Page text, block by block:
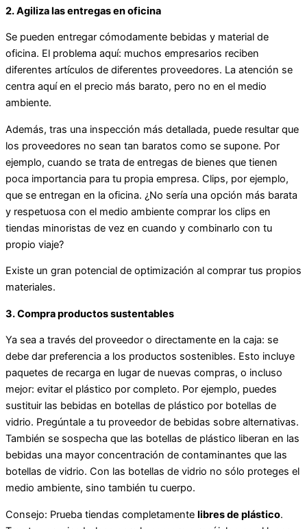
2. Agiliza las entregas en oficina
Se pueden entregar cómodamente bebidas y material de
oficina. El problema aquí: muchos empresarios reciben
diferentes artículos de diferentes proveedores. La atención se
centra aquí en el precio más barato, pero no en el medio
ambiente.
Además, tras una inspección más detallada, puede resultar que
los proveedores no sean tan baratos como se supone. Por
ejemplo, cuando se trata de entregas de bienes que tienen
poca importancia para tu propia empresa. Clips, por ejemplo,
que se entregan en la oficina. ¿No sería una opción más barata
y respetuosa con el medio ambiente comprar los clips en
tiendas minoristas de vez en cuando y combinarlo con tu
propio viaje?
Existe un gran potencial de optimización al comprar tus propios
materiales.
3. Compra productos sustentables
Ya sea a través del proveedor o directamente en la caja: se
debe dar preferencia a los productos sostenibles. Esto incluye
paquetes de recarga en lugar de nuevas compras, o incluso
mejor: evitar el plástico por completo. Por ejemplo, puedes
sustituir las bebidas en botellas de plástico por botellas de
vidrio. Pregúntale a tu proveedor de bebidas sobre alternativas.
También se sospecha que las botellas de plástico liberan en las
bebidas una mayor concentración de contaminantes que las
botellas de vidrio. Con las botellas de vidrio no sólo proteges el
medio ambiente, sino también tu cuerpo.
Consejo: Prueba tiendas completamente libres de plástico.